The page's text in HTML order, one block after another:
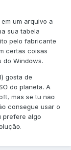
um arquivo a
sua tabela
pelo fabricante
certas coisas
do Windows.
gosta de
do planeta. A
mas se tu não
consegue usar o
prefere algo